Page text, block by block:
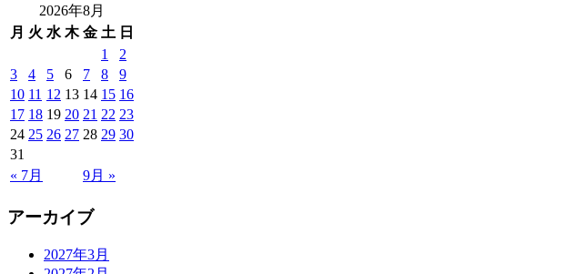
2026年8月
月 火 水 木 金 土 日
« 7月 9月 »
1
2
3
4 5 6 7 8
9
10 11 12 13 14 15 16
17 18 19 20 21 22 23
24 25 26 27 28 29 30
31
アーカイブ
2027年3月